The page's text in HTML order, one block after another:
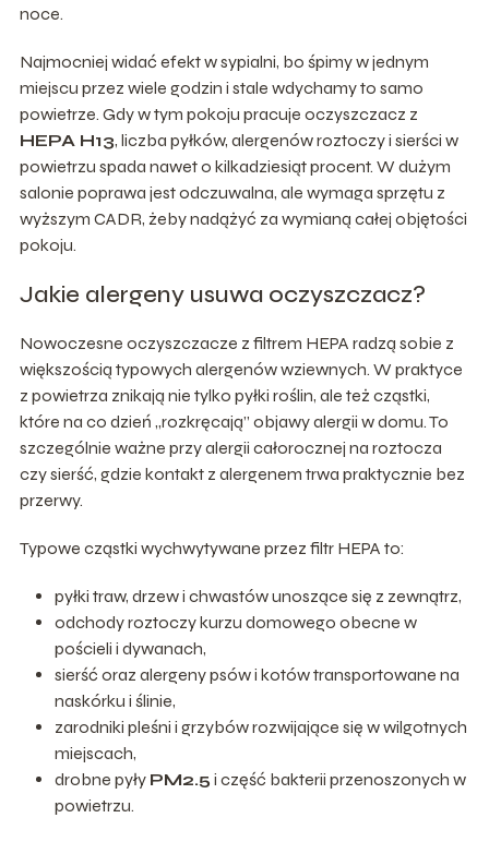
noce.
Najmocniej widać efekt w sypialni, bo śpimy w jednym
miejscu przez wiele godzin i stale wdychamy to samo
powietrze. Gdy w tym pokoju pracuje oczyszczacz z
HEPA H13, liczba pyłków, alergenów roztoczy i sierści w
powietrzu spada nawet o kilkadziesiąt procent. W dużym
salonie poprawa jest odczuwalna, ale wymaga sprzętu z
wyższym CADR, żeby nadążyć za wymianą całej objętości
pokoju.
Jakie alergeny usuwa oczyszczacz?
Nowoczesne oczyszczacze z filtrem HEPA radzą sobie z
większością typowych alergenów wziewnych. W praktyce
z powietrza znikają nie tylko pyłki roślin, ale też cząstki,
które na co dzień „rozkręcają” objawy alergii w domu. To
szczególnie ważne przy alergii całorocznej na roztocza
czy sierść, gdzie kontakt z alergenem trwa praktycznie bez
przerwy.
Typowe cząstki wychwytywane przez filtr HEPA to:
pyłki traw, drzew i chwastów unoszące się z zewnątrz,
odchody roztoczy kurzu domowego obecne w
pościeli i dywanach,
sierść oraz alergeny psów i kotów transportowane na
naskórku i ślinie,
zarodniki pleśni i grzybów rozwijające się w wilgotnych
miejscach,
drobne pyły PM2.5 i część bakterii przenoszonych w
powietrzu.